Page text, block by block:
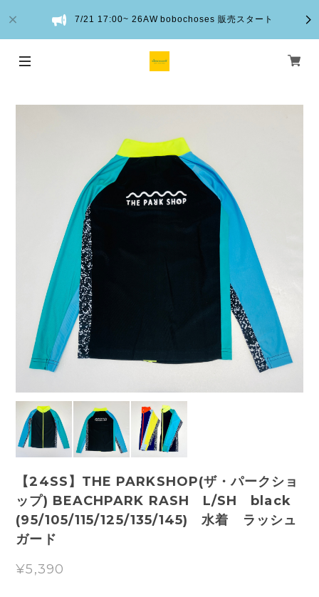
7/21 17:00~ 26AW bobochoses 販売スタート
【24SS】THE PARKSHOP(ザ・パークショ
ップ) BEACHPARK RASH L/SH black
(95/105/115/125/135/145) 水着 ラッシュ
ガード
¥5,390